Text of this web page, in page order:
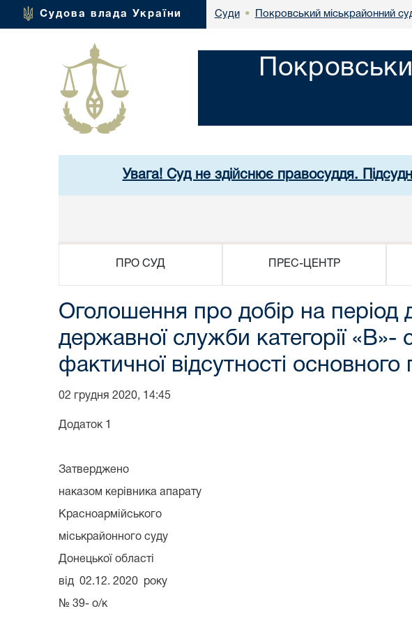
Судова влада України Суди • Покровський міськрайонний
Увага! Суд не здійснює правосуддя.
ПРО СУД ПРЕС-ЦЕНТР
Оголошення про добір на період
державної служби категорії «В»-
фактичної відсутності основного
02 грудня 2020, 14:45
Додаток 1
Затверджено
наказом керівника апарату
Красноармійського
міськрайонного суду
Донецької області
від 02.12. 2020 року
№ 39- о/к